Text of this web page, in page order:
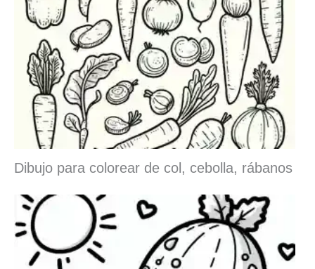
Dibujo para colorear de col, cebolla, rábanos